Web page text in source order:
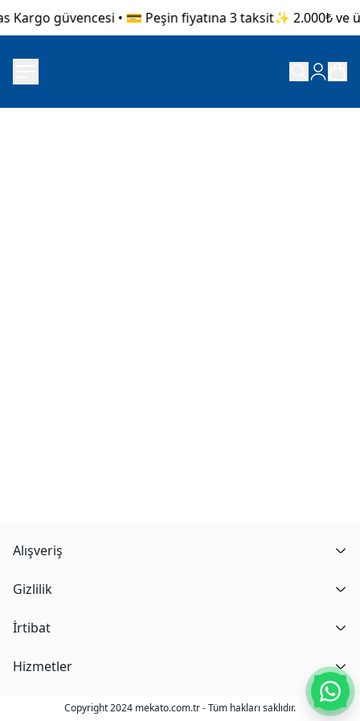
Kargo güvencesi • 💳 Peşin fiyatına 3 taksit✨ 2.000₺ ve
Alışveriş
Gizlilik
İrtibat
Hizmetler
Copyright 2024 mekato.com.tr - Tüm hakları saklıdır.